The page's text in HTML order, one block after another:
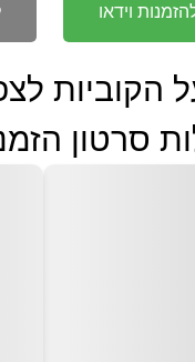
וידאו
הקוביות
סרטון הזמנה 65